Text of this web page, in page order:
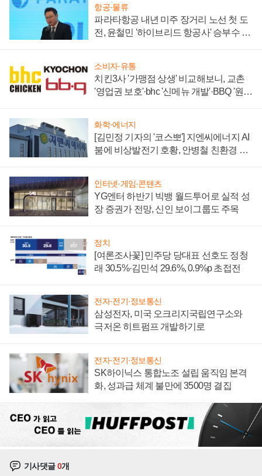
항공·물류
파라타항공 내년 미주 장거리 노선 첫 도
전, 윤철민 '하이브리드 항공사' 승부수 통
소비자·유통
치킨3사 '가맹점 상생' 비교해보니, 교촌
'영업권 보호'·bhc '신메뉴 개발'·BBQ '원가
화학·에너지
[김민정 기자의 '코스뽀'] 지엔씨에너지 AI
붐에 비상발전기 호황, 안병철 친환경 에
인터넷·게임·콘텐츠
YG엔터 하반기 빅뱅 월드투어로 실적 성
장 증권가 전망, 신인 보이그룹도 주목
정치
[여론조사꽃] 민주당 당대표 선호도 정청
래 30.5%·김민석 29.6%, 0.9%p 초접전
전자·전기·정보통신
삼성전자, 미국 오크리지국립연구소와
극저온 히트펌프 개발하기로
전자·전기·정보통신
SK하이닉스 통합노조 설립 움직임 본격
화, 성과급 체계 불만에 3500명 결집
기사댓글0개